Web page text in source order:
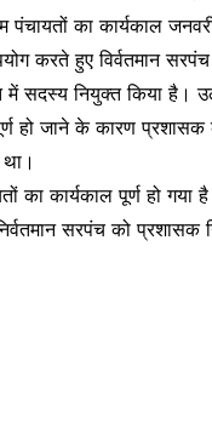
का कार्यकाल
करते हुए विर्वतमान
में सदस्य नियुक्त किया है।
हो जाने के कारण
कार्यकाल पूर्ण हो गया
सरपंच को प्रशासक